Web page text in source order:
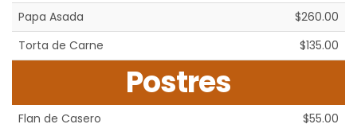
Papa Asada
$260.00
Torta de Carne
$135.00
Postres
Flan de Casero $55.00